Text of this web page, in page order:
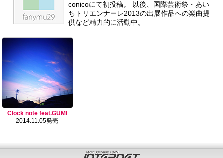
conicoにて初投稿。 以後、国際芸術祭・あい
ちトリエンナーレ2013の出展作品への楽曲提
供など精力的に活動中。
Clock note feat.GUMI
2014.11.05発売